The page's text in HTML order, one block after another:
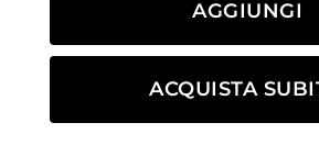
AGGIUNGI
ACQUISTA